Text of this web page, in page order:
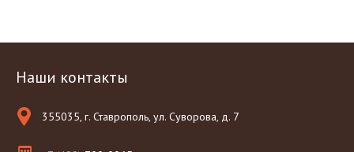
Наши контакты
355035, г. Ставрополь, ул. Суворова, д. 7